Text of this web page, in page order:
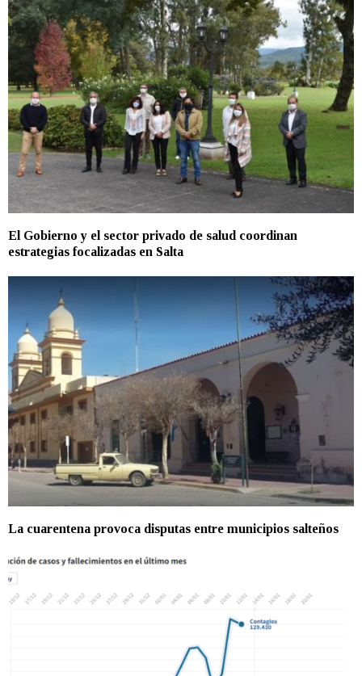
El Gobierno y el sector privado de salud coordinan
estrategias focalizadas en Salta
La cuarentena provoca disputas entre municipios salteños